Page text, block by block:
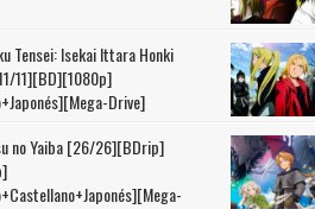
Tensei: Isekai Ittara Honki
11][BD][1080p]
Drive]
no Yaiba [26/26][BDrip]